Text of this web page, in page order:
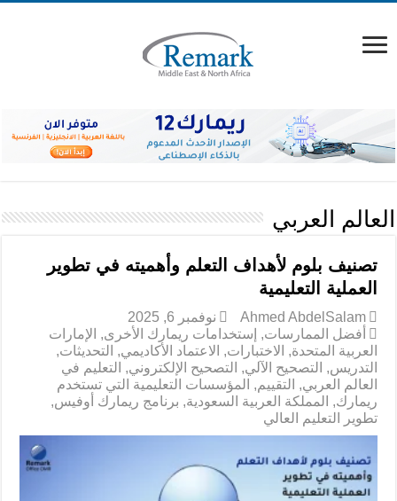
العالم العربي
تصنيف بلوم لأهداف التعلم وأهميته في تطوير
العملية التعليمية
Ahmed AbdelSalam
نوفمبر 6, 2025
أفضل الممارسات, إستخدامات ريمارك الأخرى, الإمارات
العربية المتحدة, الاختبارات, الاعتماد الأكاديمي, التحديثات,
التدريس, التصحيح الآلي, التصحيح الإلكتروني, التعليم في
العالم العربي, التقييم, المؤسسات التعليمية التي تستخدم
ريمارك, المملكة العربية السعودية, برنامج ريمارك أوفيس,
تطوير التعليم العالي